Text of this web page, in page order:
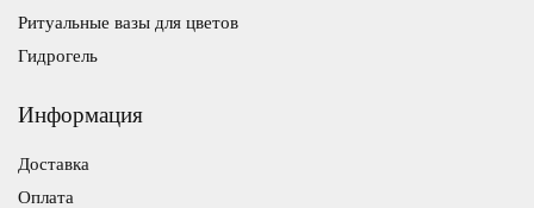
Ритуальные вазы для цветов
Гидрогель
Информация
Доставка
Оплата